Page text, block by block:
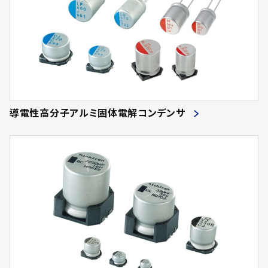
導電性高分子アルミ固体電解コンデンサ